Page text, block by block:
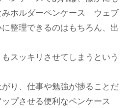
みホルダーペンケース ウェブ
整理できるのはもちろん、出
スッキリさせてしまうという
り、仕事や勉強が捗ることだ
プさせる便利なペンケース